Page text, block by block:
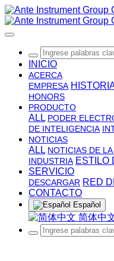
INICIO
ACERCA
EMPRESA
HONORS
PRODUCTO
ALL PODER
DE INTELIGENCIA
NOTICIAS
ALL NOTICIAS DE
INDUSTRIA ESTILO
SERVICIO
DESCARGAR RED
CONTACTO
Español
简体中